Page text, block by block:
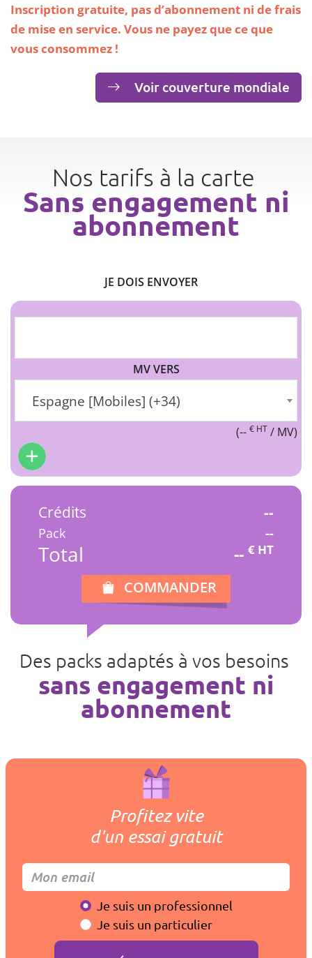
Inscription gratuite, pas d’abonnement ni de frais
de mise en service. Vous ne payez que ce que
vous consommez !
Voir couverture mondiale
Nos tarifs à la carte
Sans engagement ni
abonnement
JE DOIS ENVOYER
MV VERS
Espagne [Mobiles] (+34)
(-- € HT / MV)
Crédits --
Pack --
Total -- € HT
COMMANDER
Des packs adaptés à vos besoins
sans engagement ni
abonnement
Profitez vite
d'un essai gratuit
Je suis un professionnel
Je suis un particulier